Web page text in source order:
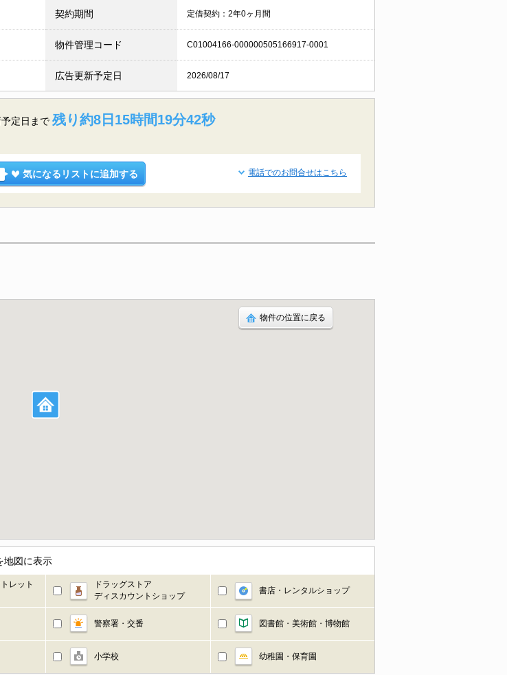
契約期間 定借契約：2年0ヶ月間
物件管理コード C01004166-000000505166917-0001
広告更新予定日 2026/08/17
定日まで 残り約8日15時間19分41秒
気になるリストに追加する 電話でのお問合せはこちら
物件の位置に戻る
地図に表示
レット
ドラッグストア
ディスカウントショップ
書店・レンタルショップ
警察署・交番 図書館・美術館・博物館
小学校 幼稚園・保育園